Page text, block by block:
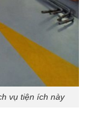
vụ tiện ích này